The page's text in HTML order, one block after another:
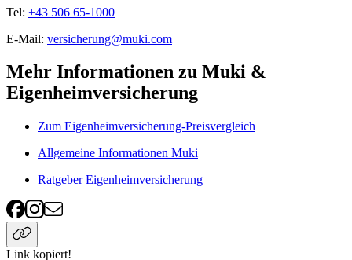
Tel: +43 506 65-1000
E-Mail: versicherung@muki.com
Mehr Informationen zu Muki &
Eigenheimversicherung
Zum Eigenheimversicherung-Preisvergleich
Allgemeine Informationen Muki
Ratgeber Eigenheimversicherung
Link kopiert!